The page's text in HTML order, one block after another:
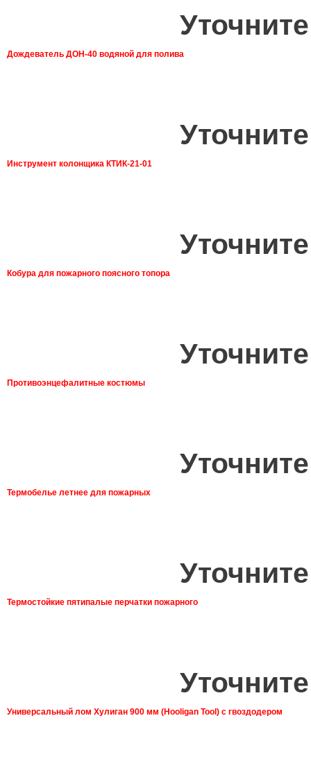
Дождеватель ДОН-40 водяной для полива
Инструмент колонщика КТИК-21-01
Кобура для пожарного поясного топора
Противоэнцефалитные костюмы
Термобелье летнее для пожарных
Термостойкие пятипалые перчатки пожарного
Универсальный лом Хулиган 900 мм (Hooligan Tool) с гвоздодером